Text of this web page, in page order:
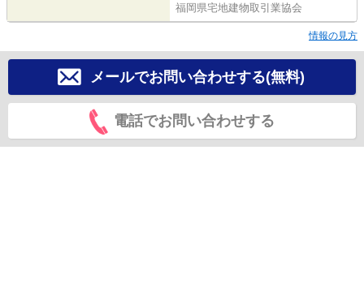
福岡県宅地建物取引業協会
情報の見方
メールでお問い合わせする(無料)
電話でお問い合わせする